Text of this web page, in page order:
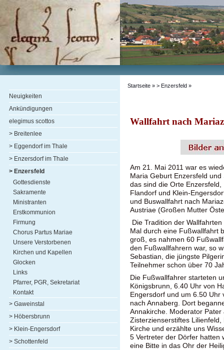
Neuigkeiten
Ankündigungen
elegimus scottos
> Breitenlee
> Eggendorf im Thale
> Enzersdorf im Thale
> Enzersfeld
Gottesdienste
Sakramente
Ministranten
Erstkommunion
Firmung
Chorus Partus Mariae
Unsere Verstorbenen
Kirchen und Kapellen
Glocken
Links
Pfarrer, PGR, Sekretariat
Kontakt
> Gaweinstal
> Höbersbrunn
> Klein-Engersdorf
> Schottenfeld
Startseite » > Enzersfeld »
Wallfahrt nach
Am 21. Mai 2011 war es
Maria Geburt Enzersfeld
das sind die Orte
Flandorf und Klein-
und Buswallfahrt nach
Austriae (Großen Mutter
Die Tradition der
Mal durch eine Fußwallfahrt
groß, es nahmen 60
den Fußwallfahrern war, so
Sebastian, die jüngste
Teilnehmer schon über 70
Die Fußwallfahrer starteten
Königsbrunn, 6.40 Uhr von
Engersdorf und um 6.50
nach Annaberg. Dort
Annakirche. Moderator
Zisterzienserstiftes
Kirche und erzählte uns
5 Vertreter der Dörfer hatten
eine Bitte in das Ohr der